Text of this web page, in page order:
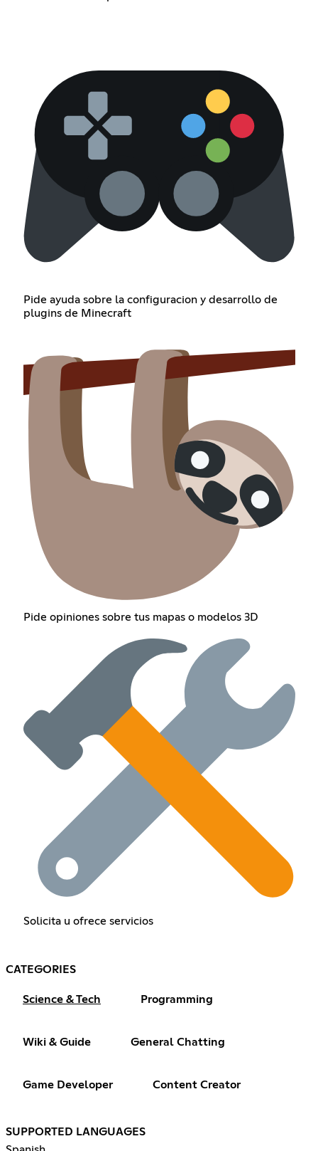
Pide ayuda sobre la configuracion y desarrollo de
plugins de Minecraft
Pide opiniones sobre tus mapas o modelos 3D
Solicita u ofrece servicios
CATEGORIES
Science & Tech Programming
Wiki & Guide General Chatting
Game Developer Content Creator
SUPPORTED LANGUAGES